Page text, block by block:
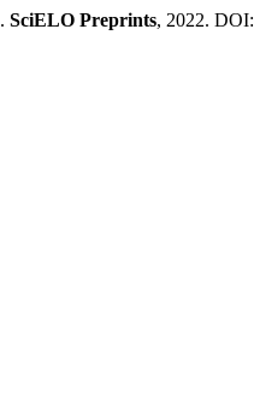
. SciELO Preprints, 2022. DOI: